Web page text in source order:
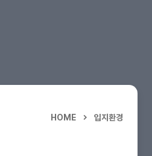
HOME 입지환경